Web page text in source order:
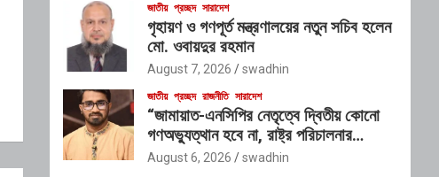
জাতীয় প্রচ্ছদ সারাদেশ
গৃহায়ণ ও গণপূর্ত মন্ত্রণালয়ের নতুন সচিব হলেন
মো. ওবায়দুর রহমান
August 7, 2026 swadhin
জাতীয় প্রচ্ছদ রাজনীতি সারাদেশ
“জামায়াত-এনসিপির নেতৃত্বে দ্বিতীয় কোনো
গণঅভ্যুত্থান হবে না, রাষ্ট্র পরিচালনার
যোগ্যতাও তাদের নেই”: রাশেদ খাঁনের
August 6, 2026 swadhin